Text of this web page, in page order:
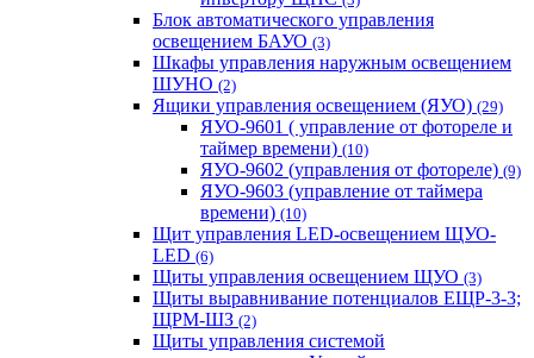
Блок автоматического управления
освещением БАУО (3)
Шкафы управления наружным освещением
ШУНО (2)
Ящики управления освещением (ЯУО) (29)
ЯУО-9601 ( управление от фотореле и
таймер времени) (10)
ЯУО-9602 (управления от фотореле) (9)
ЯУО-9603 (управление от таймера
времени) (10)
Щит управления LED-освещением ЩУО-
LED (6)
Щиты управления освещением ЩУО (3)
Щиты выравнивание потенциалов ЕЩР-3-3;
ЩРМ-ШЗ (2)
Щиты управления системой